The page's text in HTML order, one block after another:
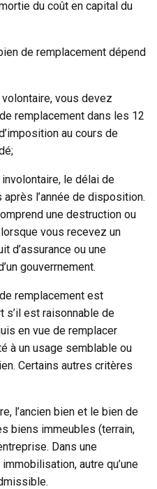
du coût en capital du
de remplacement dépend
vous devez
remplacement dans les 12
au cours de
le délai de
l’année de disposition.
une destruction ou
vous recevez un
d’assurance ou une
gouverrnement.
remplacement est
s’il est raisonnable de
en vue de remplacer
à un usage semblable ou
Certains autres critères
l’ancien bien et le bien de
biens immeubles (terrain,
Dans une
autre qu’une